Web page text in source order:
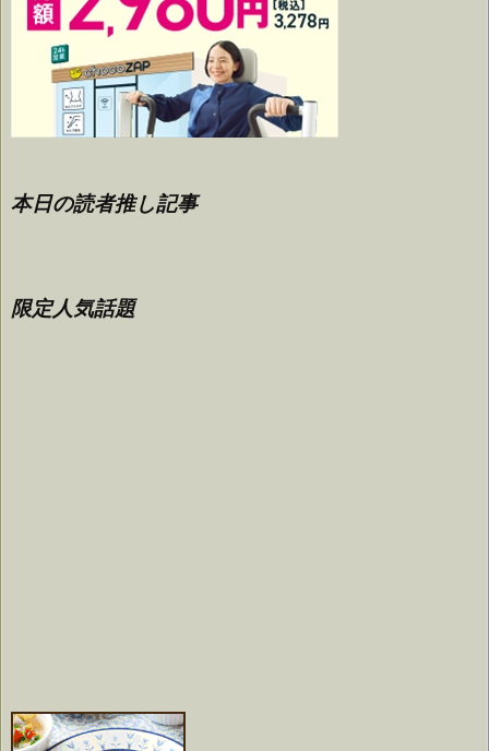
本日の読者推し記事
限定人気話題